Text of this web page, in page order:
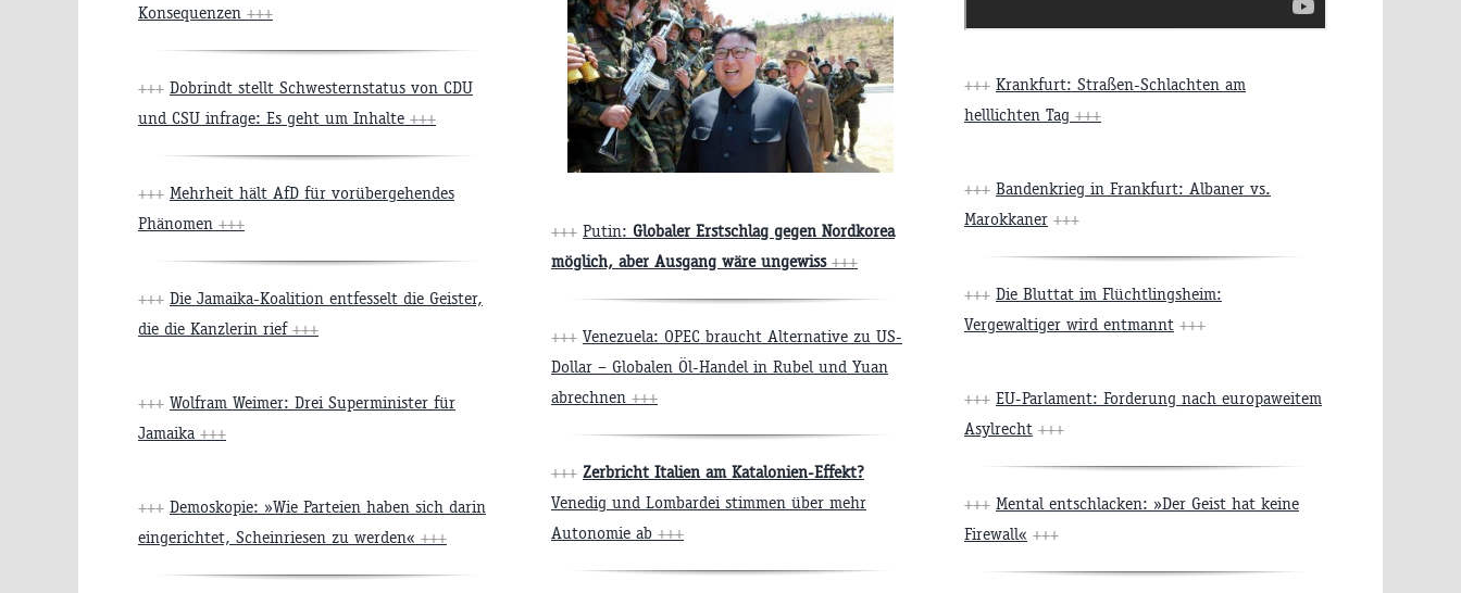
Konsequenzen +++
+++ Dobrindt stellt Schwesternstatus von CDU
und CSU infrage: Es geht um Inhalte +++
+++ Mehrheit hält AfD für vorübergehendes
Phänomen +++
+++ Die Jamaika-Koalition entfesselt die Geister,
die die Kanzlerin rief +++
+++ Wolfram Weimer: Drei Superminister für
Jamaika +++
+++ Demoskopie: »Wie Parteien haben sich darin
eingerichtet, Scheinriesen zu werden« +++
+++ Putin: Globaler Erstschlag gegen Nordkorea
möglich, aber Ausgang wäre ungewiss +++
+++ Venezuela: OPEC braucht Alternative zu US-
Dollar – Globalen Öl-Handel in Rubel und Yuan
abrechnen +++
+++ Zerbricht Italien am Katalonien-Effekt?
Venedig und Lombardei stimmen über mehr
Autonomie ab +++
+++ Krankfurt: Straßen-Schlachten am
helllichten Tag +++
+++ Bandenkrieg in Frankfurt: Albaner vs.
Marokkaner +++
+++ Die Bluttat im Flüchtlingsheim:
Vergewaltiger wird entmannt +++
+++ EU-Parlament: Forderung nach europaweitem
Asylrecht +++
+++ Mental entschlacken: »Der Geist hat keine
Firewall« +++